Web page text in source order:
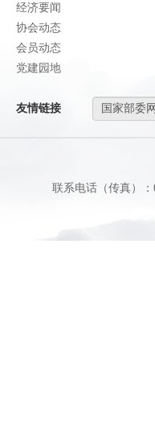
经济要闻
协会动态
会员动态
党建园地
友情链接
联系电话（传真）：